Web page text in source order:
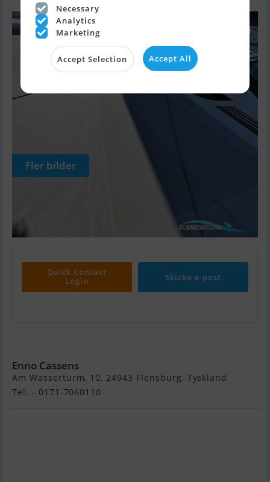
Fler bilder
Quick Contact
Login
Skicka e-post
Enno Cassens
Am Wasserturm, 10, 24943 Flensburg, Tyskland
Tel. - 0171-7060110
Necessary
Analytics
Marketing
Accept Selection Accept All